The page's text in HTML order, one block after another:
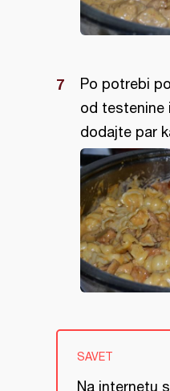
Po potrebi
od testenine
dodajte par
SAVET
Na internetu